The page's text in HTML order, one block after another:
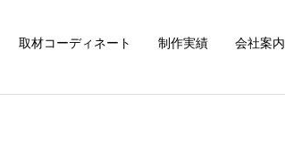
取材コーディネート 制作実績 会社案内